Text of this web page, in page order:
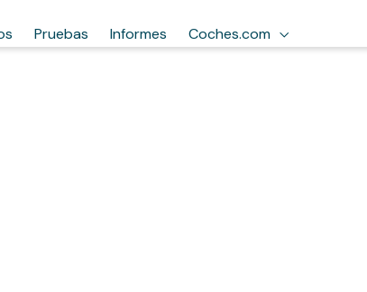
Pruebas Informes Coches.com